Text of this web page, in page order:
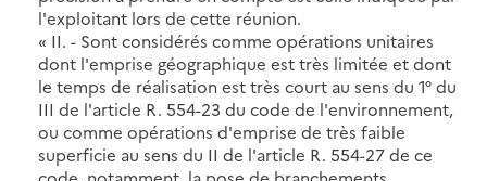
l'exploitant lors de cette réunion.
« II. - Sont considérés comme opérations unitaires
dont l'emprise géographique est très limitée et dont
le temps de réalisation est très court au sens du 1° du
III de l'article R. 554-23 du code de l'environnement,
ou comme opérations d'emprise de très faible
superficie au sens du II de l'article R. 554-27 de ce